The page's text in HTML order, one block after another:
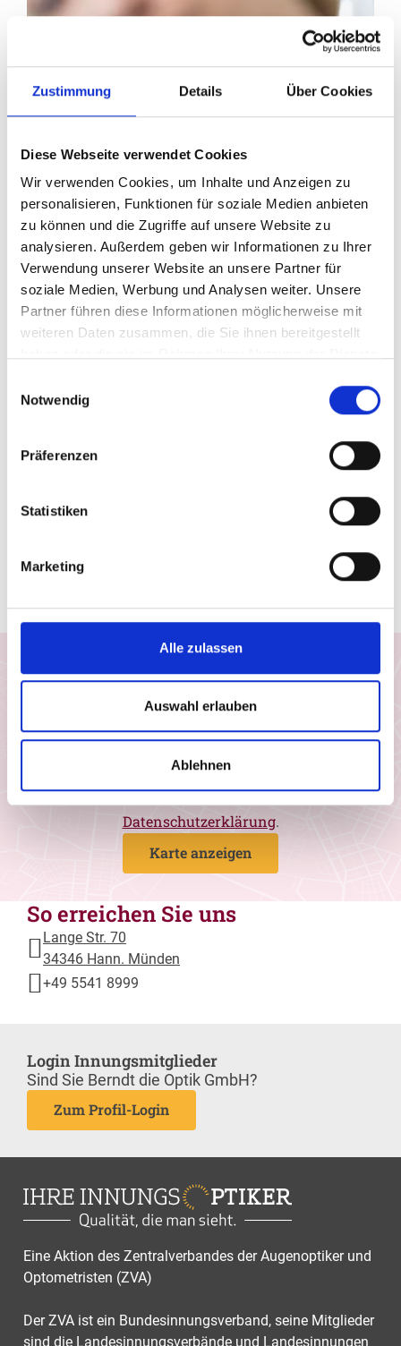
Zustimmung Details Über Cookies
Diese Webseite verwendet Cookies
Wir verwenden Cookies, um Inhalte und Anzeigen zu
personalisieren, Funktionen für soziale Medien anbieten
zu können und die Zugriffe auf unsere Website zu
analysieren. Außerdem geben wir Informationen zu Ihrer
Verwendung unserer Website an unsere Partner für
soziale Medien, Werbung und Analysen weiter. Unsere
Partner führen diese Informationen möglicherweise mit
weiteren Daten zusammen, die Sie ihnen bereitgestellt
Notwendig
Präferenzen
Statistiken
Marketing
Alle zulassen
Auswahl erlauben
Ablehnen
Ihr Partner für optimales
Sehen in Hann. Münden
Als erster Ansprechpartner für das gute Sehen sind wir
als Augenoptiker in Hann. Münden mehr als „nur“
diejenigen, die sich um die jeweilige optisch,
anatomisch und ästhetisch perfekt auf Ihre
individuellen Wünsche und Bedürfnisse angepasste
unsere Kunden zu deren Abklärung an den Augenarzt
verweisen.
Wir verschaffen Ihnen meist ohne lange Wartezeiten
eine optimale Sicht, wir messen Ihre Sehstärke und
individuell auf Ihre Sehaufgaben zugeschnittene Brille
an. Als Gesundheitsberuf hat sich die Augenoptik –
computergesteuerter Technik – einen großen Teil
Einwilligung Google Maps
stimme zu, dass Daten von Google geladen
werden. Wir nutzen den Drittanbieter, um
geografische Informationen in Form von
Datenschutzerklärung.
Karte anzeigen
So erreichen Sie uns
Lange Str. 70
34346 Hann. Münden
+49 5541 8999
Login Innungsmitglieder
Sind Sie Berndt die Optik GmbH?
Zum Profil-Login
Eine Aktion des Zentralverbandes der Augenoptiker und
Optometristen (ZVA)
Der ZVA ist ein Bundesinnungsverband, seine Mitglieder
sind die Landesinnungsverbände und Landesinnungen